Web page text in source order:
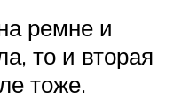
ремне и
то и вторая
тоже.